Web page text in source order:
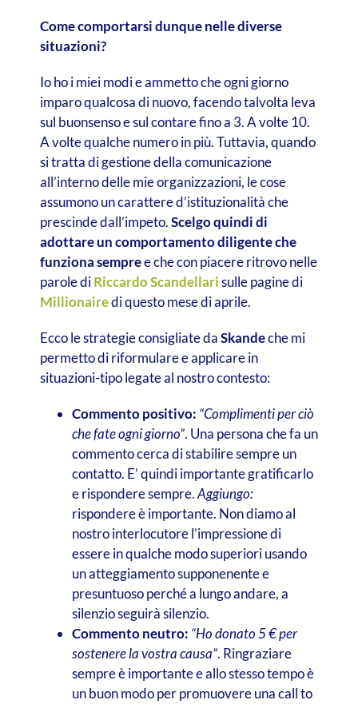
Come comportarsi dunque nelle diverse
situazioni?
Io ho i miei modi e ammetto che ogni giorno
imparo qualcosa di nuovo, facendo talvolta leva
sul buonsenso e sul contare fino a 3. A volte 10.
A volte qualche numero in più. Tuttavia, quando
si tratta di gestione della comunicazione
all’interno delle mie organizzazioni, le cose
assumono un carattere d’istituzionalità che
prescinde dall’impeto.Scelgo quindi di
adottare un comportamento diligente che
funziona sempree che con piacere ritrovo nelle
parole diRiccardo Scandellarisulle pagine di
Millionairedi questo mese di aprile.
Ecco le strategie consigliate daSkandeche mi
permetto di riformulare e applicare in
situazioni-tipo legate al nostro contesto:
Commento positivo: “Complimenti per ciò
che fate ogni giorno”. Una persona che fa un
commento cerca di stabilire sempre un
contatto. E’ quindi importante gratificarlo
e rispondere sempre.Aggiungo:
rispondere è importante. Non diamo al
nostro interlocutore l’impressione di
essere in qualche modo superiori usando
un atteggiamento supponenente e
presuntuoso perché a lungo andare, a
silenzio seguirà silenzio.
Commento neutro: “Ho donato 5 € per
sostenere la vostra causa”. Ringraziare
sempre è importante e allo stesso tempo è
un buon modo per promuovere una call to